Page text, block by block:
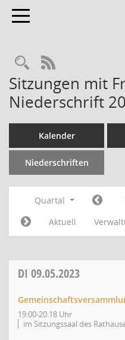
Toggle navigation
RSS-Feed
Sitzungen mit
Niederschrift
Kalender
Niederschriften
Quartal
Aktuell
DI 09.05.2023
19:00-20:18 Uhr
im Sitzungssaal des